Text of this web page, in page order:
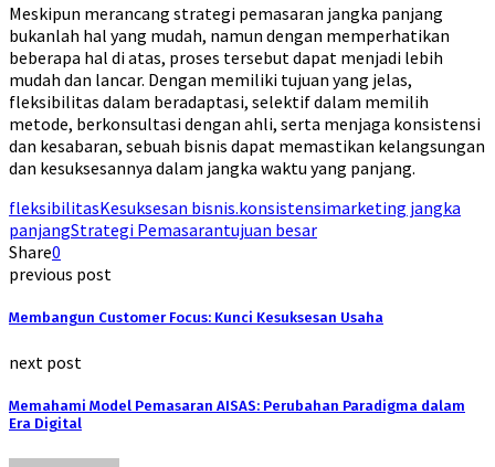
Meskipun merancang strategi pemasaran jangka panjang
bukanlah hal yang mudah, namun dengan memperhatikan
beberapa hal di atas, proses tersebut dapat menjadi lebih
mudah dan lancar. Dengan memiliki tujuan yang jelas,
fleksibilitas dalam beradaptasi, selektif dalam memilih
metode, berkonsultasi dengan ahli, serta menjaga konsistensi
dan kesabaran, sebuah bisnis dapat memastikan kelangsungan
dan kesuksesannya dalam jangka waktu yang panjang.
fleksibilitasKesuksesan bisnis.konsistensimarketing jangka
panjangStrategi Pemasarantujuan besar
Share0
previous post
Membangun Customer Focus: Kunci Kesuksesan Usaha
next post
Memahami Model Pemasaran AISAS: Perubahan Paradigma dalam
Era Digital